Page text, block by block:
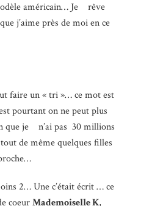
américain… Je rêve
j’aime près de moi en ce
faire un « tri »… ce mot est
pourtant on ne peut plus
que je n’ai pas 30 millions
de même quelques filles
2… Une c’était écrit … ce
coeurMademoiselle K,